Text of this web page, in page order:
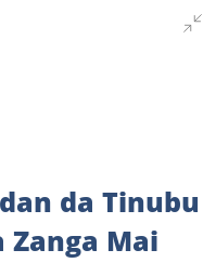
da Tinubu
Zanga Mai